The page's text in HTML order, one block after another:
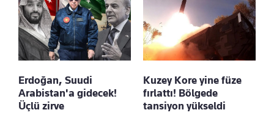
Erdoğan, Suudi
Arabistan'a gidecek!
Üçlü zirve
Kuzey Kore yine füze
fırlattı! Bölgede
tansiyon yükseldi